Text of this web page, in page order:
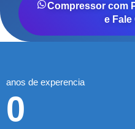
Compressor com
e
anos de experencia
0